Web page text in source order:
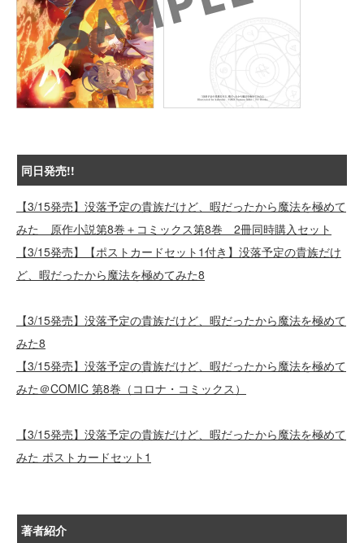
同日発売!!
【3/15発売】没落予定の貴族だけど、暇だったから魔法を極めて
みた 原作小説第8巻＋コミックス第8巻 2冊同時購入セット
【3/15発売】【ポストカードセット1付き】没落予定の貴族だけ
ど、暇だったから魔法を極めてみた8
【3/15発売】没落予定の貴族だけど、暇だったから魔法を極めて
みた8
【3/15発売】没落予定の貴族だけど、暇だったから魔法を極めて
みた＠COMIC 第8巻（コロナ・コミックス）
【3/15発売】没落予定の貴族だけど、暇だったから魔法を極めて
みた ポストカードセット1
著者紹介